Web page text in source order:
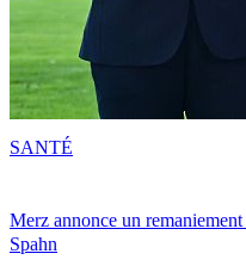
Merz annonce un
Spahn
SANTÉ